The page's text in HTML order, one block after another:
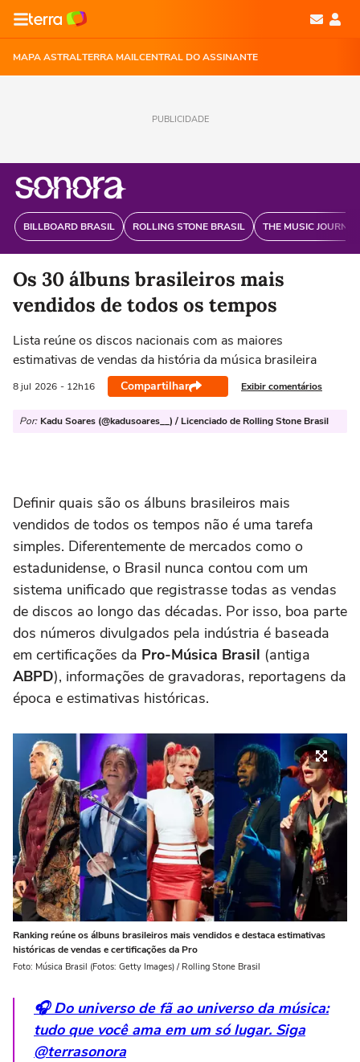
MAPA ASTRALTERRA MAILCENTRAL DO ASSINANTE
PUBLICIDADE
BILLBOARD BRASIL ROLLING STONE BRASIL THE MUSIC
Os 30 álbuns brasileiros mais
vendidos de todos os tempos
Lista reúne os discos nacionais com as maiores
estimativas de vendas da história da música brasileira
8 jul 2026 - 12h16 Compartilhar Exibir comentários
Por: Kadu Soares (@kadusoares__) / Licenciado de Rolling Stone Brasil
Definir quais são os álbuns brasileiros mais
vendidos de todos os tempos não é uma tarefa
simples. Diferentemente de mercados como o
estadunidense, o Brasil nunca contou com um
sistema unificado que registrasse todas as vendas
de discos ao longo das décadas. Por isso, boa parte
dos números divulgados pela indústria é baseada
em certificações da Pro-Música Brasil (antiga
ABPD), informações de gravadoras, reportagens da
época e estimativas históricas.
Ranking reúne os álbuns brasileiros mais vendidos e destaca estimativas
históricas de vendas e certificações da Pro
Foto: Música Brasil (Fotos: Getty Images) / Rolling Stone Brasil
🎧 Do universo de fã ao universo da música:
tudo que você ama em um só lugar. Siga
@terrasonora